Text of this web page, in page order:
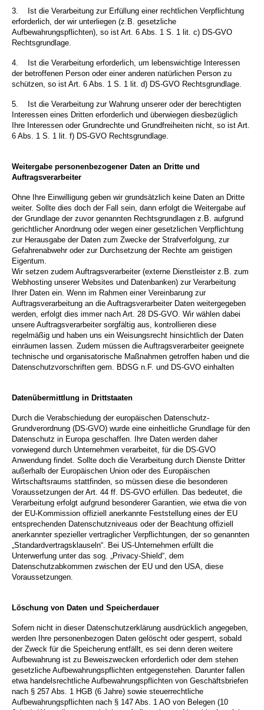
3.
Ist die Verarbeitung zur Erfüllung einer rechtlichen Verpflichtung
erforderlich, der wir unterliegen (z.B. gesetzliche
Aufbewahrungspflichten), so ist Art. 6 Abs. 1 S. 1 lit. c) DS-GVO
Rechtsgrundlage.
4.
Ist die Verarbeitung erforderlich, um lebenswichtige Interessen
der betroffenen Person oder einer anderen natürlichen Person zu
schützen, so ist Art. 6 Abs. 1 S. 1 lit. d) DS-GVO Rechtsgrundlage.
5.
Ist die Verarbeitung zur Wahrung unserer oder der berechtigten
Interessen eines Dritten erforderlich und überwiegen diesbezüglich
Ihre Interessen oder Grundrechte und Grundfreiheiten nicht, so ist Art.
6 Abs. 1 S. 1 lit. f) DS-GVO Rechtsgrundlage.
Weitergabe personenbezogener Daten an Dritte und
Auftragsverarbeiter
Ohne Ihre Einwilligung geben wir grundsätzlich keine Daten an Dritte
weiter. Sollte dies doch der Fall sein, dann erfolgt die Weitergabe auf
der Grundlage der zuvor genannten Rechtsgrundlagen z.B. aufgrund
gerichtlicher Anordnung oder wegen einer gesetzlichen Verpflichtung
zur Herausgabe der Daten zum Zwecke der Strafverfolgung, zur
Gefahrenabwehr oder zur Durchsetzung der Rechte am geistigen
Eigentum.
Wir setzen zudem Auftragsverarbeiter (externe Dienstleister z.B. zum
Webhosting unserer Websites und Datenbanken) zur Verarbeitung
Ihrer Daten ein. Wenn im Rahmen einer Vereinbarung zur
Auftragsverarbeitung an die Auftragsverarbeiter Daten weitergegeben
werden, erfolgt dies immer nach Art. 28 DS-GVO. Wir wählen dabei
unsere Auftragsverarbeiter sorgfältig aus, kontrollieren diese
regelmäßig und haben uns ein Weisungsrecht hinsichtlich der Daten
einräumen lassen. Zudem müssen die Auftragsverarbeiter geeignete
technische und organisatorische Maßnahmen getroffen haben und die
Datenschutzvorschriften gem. BDSG n.F. und DS-GVO einhalten
Datenübermittlung in Drittstaaten
Durch die Verabschiedung der europäischen Datenschutz-
Grundverordnung (DS-GVO) wurde eine einheitliche Grundlage für den
Datenschutz in Europa geschaffen. Ihre Daten werden daher
vorwiegend durch Unternehmen verarbeitet, für die DS-GVO
Anwendung findet. Sollte doch die Verarbeitung durch Dienste Dritter
außerhalb der Europäischen Union oder des Europäischen
Wirtschaftsraums stattfinden, so müssen diese die besonderen
Voraussetzungen der Art. 44 ff. DS-GVO erfüllen. Das bedeutet, die
Verarbeitung erfolgt aufgrund besonderer Garantien, wie etwa die von
der EU-Kommission offiziell anerkannte Feststellung eines der EU
entsprechenden Datenschutzniveaus oder der Beachtung offiziell
anerkannter spezieller vertraglicher Verpflichtungen, der so genannten
„Standardvertragsklauseln“. Bei US-Unternehmen erfüllt die
Unterwerfung unter das sog. „Privacy-Shield“, dem
Datenschutzabkommen zwischen der EU und den USA, diese
Voraussetzungen.
Löschung von Daten und Speicherdauer
Sofern nicht in dieser Datenschutzerklärung ausdrücklich angegeben,
werden Ihre personenbezogen Daten gelöscht oder gesperrt, sobald
der Zweck für die Speicherung entfällt, es sei denn deren weitere
Aufbewahrung ist zu Beweiszwecken erforderlich oder dem stehen
gesetzliche Aufbewahrungspflichten entgegenstehen. Darunter fallen
etwa handelsrechtliche Aufbewahrungspflichten von Geschäftsbriefen
nach § 257 Abs. 1 HGB (6 Jahre) sowie steuerrechtliche
Aufbewahrungspflichten nach § 147 Abs. 1 AO von Belegen (10